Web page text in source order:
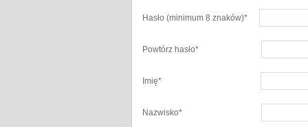
Hasło (minimum 8 znaków)*
Powtórz hasło*
Imię*
Nazwisko*